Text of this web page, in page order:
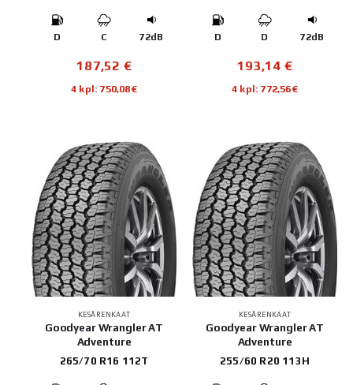
D C 72dB
187,52 €
4 kpl: 750,08€
D D 72dB
193,14 €
4 kpl: 772,56€
KESÄRENKAAT
Goodyear Wrangler AT
Adventure
265/70 R16 112T
KESÄRENKAAT
Goodyear Wrangler AT
Adventure
255/60 R20 113H